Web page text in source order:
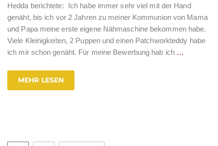
Hedda berichtete: Ich habe immer sehr viel mit der Hand
genäht, bis ich vor 2 Jahren zu meiner Kommunion von Mama
und Papa meine erste eigene Nähmaschine bekommen habe.
Viele Kleinigkeiten, 2 Puppen und einen Patchworkteddy habe
ich mir schon genäht. Für meine Bewerbung hab ich …
MEHR LESEN